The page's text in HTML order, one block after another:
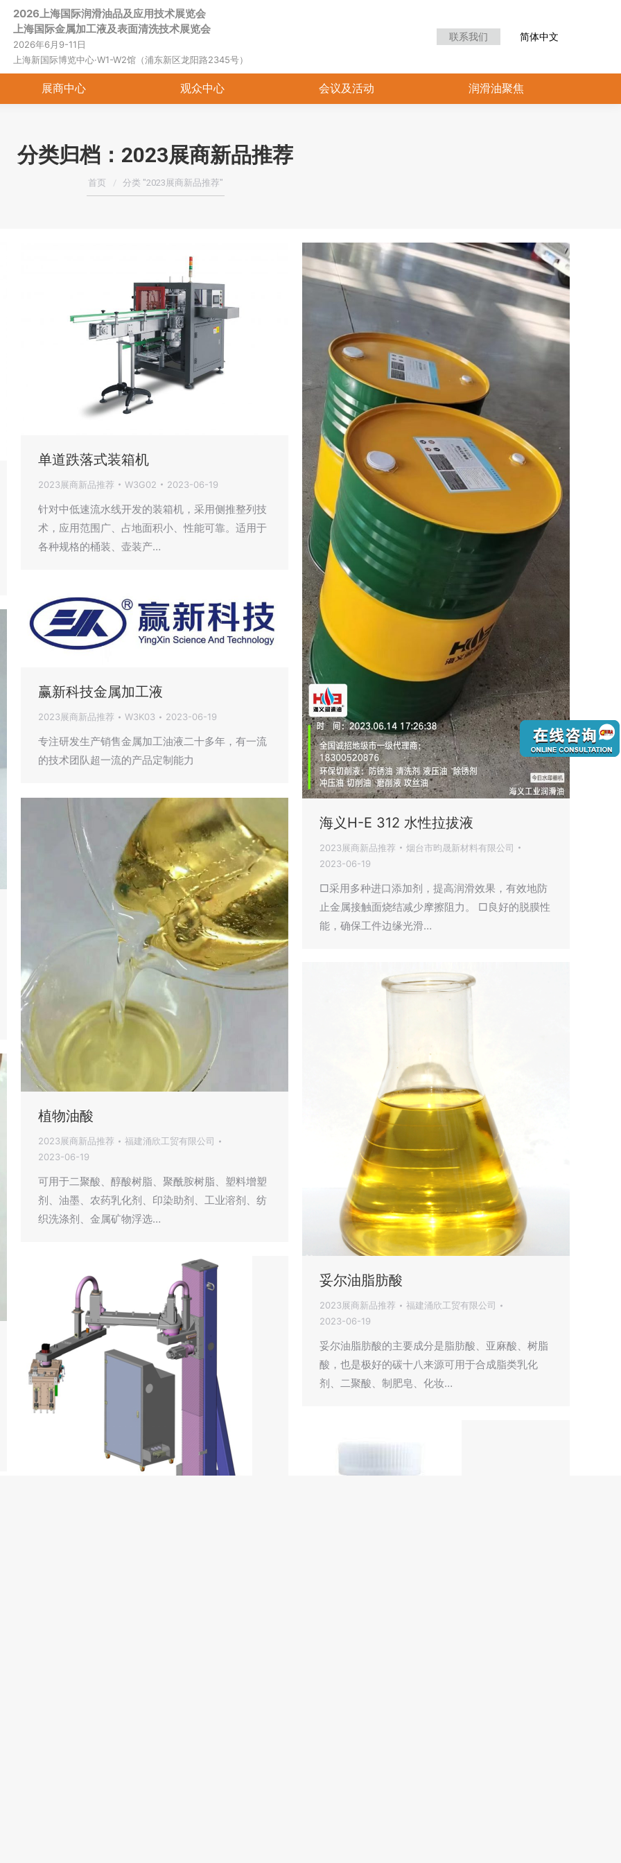
2026上海国际润滑油品及应用技术展览会
上海国际金属加工液及表面清洗技术展览会
2026年6月9-11日
上海新国际博览中心·W1-W2馆（浦东新区龙阳路2345号）
联系我们 简体中文
展商中心 观众中心 会议及活动 润滑油聚焦
分类归档： 2023展商新品推荐
您在这里：
首页 分类 "2023展商新品推荐"
单道跌落式装箱机
2023展商新品推荐 W3G02 2023-06-19
针对中低速流水线开发的装箱机，采用侧推整列技
术，应用范围广、占地面积小、性能可靠。适用于
各种规格的桶装、壶装产…
海义H-E 312 水性拉拔液
2023展商新品推荐
烟台市昀晟新材料有限公司
2023-06-19
□采用多种进口添加剂，提高润滑效果，有效地防
止金属接触面烧结减少摩擦阻力。 □良好的脱膜性
能，确保工件边缘光滑…
赢新科技金属加工液
2023展商新品推荐 W3K03 2023-06-19
专注研发生产销售金属加工油液二十多年，有一流
的技术团队超一流的产品定制能力
植物油酸
2023展商新品推荐
福建涌欣工贸有限公司
2023-06-19
可用于二聚酸、醇酸树脂、聚酰胺树脂、塑料增塑
剂、油墨、农药乳化剂、印染助剂、工业溶剂、纺
织洗涤剂、金属矿物浮选…
妥尔油脂肪酸
2023展商新品推荐
福建涌欣工贸有限公司
2023-06-19
妥尔油脂肪酸的主要成分是脂肪酸、亚麻酸、树脂
酸，也是极好的碳十八来源可用于合成脂类乳化
剂、二聚酸、制肥皂、化妆…
首页 关于展会 展商中心